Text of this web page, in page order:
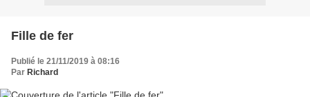
Fille de fer
Publié le 21/11/2019 à 08:16
Par Richard